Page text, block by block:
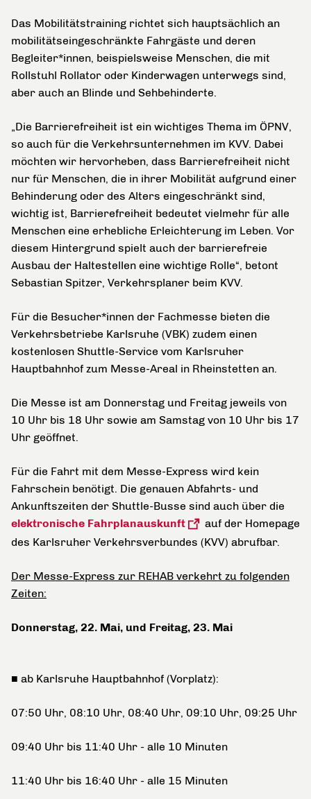
Das Mobilitätstraining richtet sich hauptsächlich an
mobilitätseingeschränkte Fahrgäste und deren
Begleiter*innen, beispielsweise Menschen, die mit
Rollstuhl Rollator oder Kinderwagen unterwegs sind,
aber auch an Blinde und Sehbehinderte.
„Die Barrierefreiheit ist ein wichtiges Thema im ÖPNV,
so auch für die Verkehrsunternehmen im KVV. Dabei
möchten wir hervorheben, dass Barrierefreiheit nicht
nur für Menschen, die in ihrer Mobilität aufgrund einer
Behinderung oder des Alters eingeschränkt sind,
wichtig ist, Barrierefreiheit bedeutet vielmehr für alle
Menschen eine erhebliche Erleichterung im Leben. Vor
diesem Hintergrund spielt auch der barrierefreie
Ausbau der Haltestellen eine wichtige Rolle“, betont
Sebastian Spitzer, Verkehrsplaner beim KVV.
Für die Besucher*innen der Fachmesse bieten die
Verkehrsbetriebe Karlsruhe (VBK) zudem einen
kostenlosen Shuttle-Service vom Karlsruher
Hauptbahnhof zum Messe-Areal in Rheinstetten an.
Die Messe ist am Donnerstag und Freitag jeweils von
10 Uhr bis 18 Uhr sowie am Samstag von 10 Uhr bis 17
Uhr geöffnet.
Für die Fahrt mit dem Messe-Express wird kein
Fahrschein benötigt. Die genauen Abfahrts- und
Ankunftszeiten der Shuttle-Busse sind auch über die
elektronische Fahrplanauskunft
auf der Homepage
des Karlsruher Verkehrsverbundes (KVV) abrufbar.
Der Messe-Express zur REHAB verkehrt zu folgenden
Zeiten:
Donnerstag, 22. Mai, und Freitag, 23. Mai
■ ab Karlsruhe Hauptbahnhof (Vorplatz):
07:50 Uhr, 08:10 Uhr, 08:40 Uhr, 09:10 Uhr, 09:25 Uhr
09:40 Uhr bis 11:40 Uhr - alle 10 Minuten
11:40 Uhr bis 16:40 Uhr - alle 15 Minuten